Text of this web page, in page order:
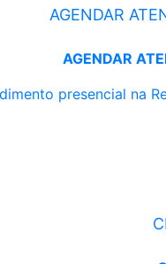
AGENDAR
AGENDAR
presencial na